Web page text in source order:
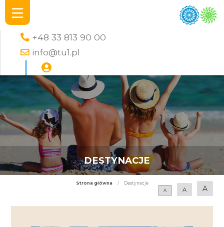
+48 33 813 90 00
info@tu1.pl
DESTYNACJE
Strona główna /
Destynacje
A
A A